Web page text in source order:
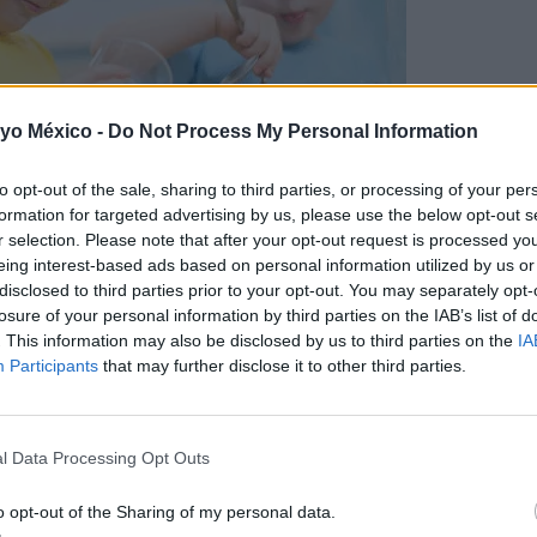
México - Do Not Process My Personal Information
opt-out of the sale, sharing to third parties, or processing of your
for targeted advertising by us, please use the below opt-out
selection. Please note that after your opt-out request is processed
interest-based ads based on personal information utilized by us
to third parties prior to your opt-out. You may separately
of your personal information by third parties on the IAB’s list of
This information may also be disclosed by us to third parties on the
Participants that may further disclose it to other third parties.
Data Processing Opt Outs
opt-out of the Sharing of my personal data.
el niño?
de la personalidad se reduce a pasar de dejar que
docentes, etc.) a hacerlo por uno mismo. Cuando
demás y, por lo tanto, más libre y más autónomo.
que, como padres o adultos responsables, nuestra
esas habilidades
entrenándolos.